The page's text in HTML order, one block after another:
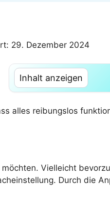
29. Dezember 2024
Inhalt anzeigen
alles reibungslos
Vielleicht
Durch die